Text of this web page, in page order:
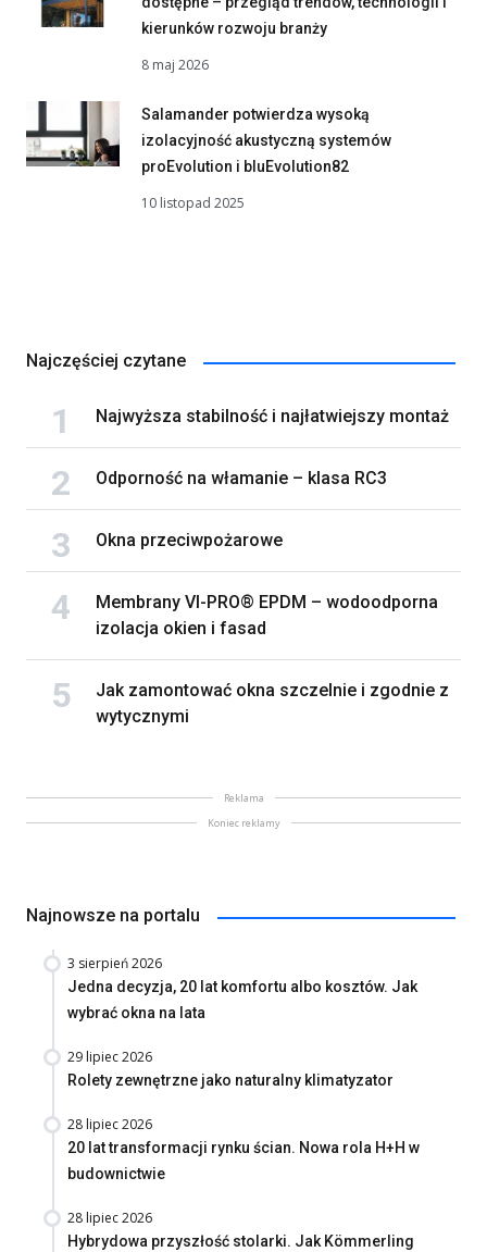
kierunków rozwoju branży
8 maj 2026
Salamander potwierdza wysoką
izolacyjność akustyczną systemów
proEvolution i bluEvolution82
10 listopad 2025
Najczęściej czytane
Najwyższa stabilność i najłatwiejszy montaż
Odporność na włamanie – klasa RC3
Okna przeciwpożarowe
Membrany VI-PRO® EPDM – wodoodporna
izolacja okien i fasad
Jak zamontować okna szczelnie i zgodnie z
wytycznymi
Reklama
Koniec reklamy
Najnowsze na portalu
3 sierpień 2026
Jedna decyzja, 20 lat komfortu albo kosztów. Jak
wybrać okna na lata
29 lipiec 2026
Rolety zewnętrzne jako naturalny klimatyzator
28 lipiec 2026
20 lat transformacji rynku ścian. Nowa rola H+H w
budownictwie
28 lipiec 2026
Hybrydowa przyszłość stolarki. Jak Kömmerling